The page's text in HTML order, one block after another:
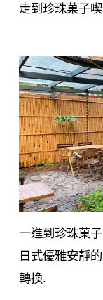
走到珍珠菓子
一進到珍珠菓
日式優雅安靜
轉換.